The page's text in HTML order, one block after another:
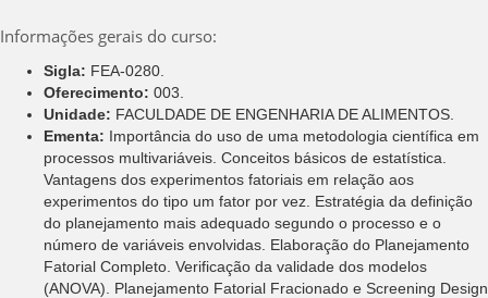
Informações gerais do curso:
Sigla: FEA-0280.
Oferecimento: 003.
Unidade: FACULDADE DE ENGENHARIA DE ALIMENTOS.
Ementa: Importância do uso de uma metodologia científica em
processos multivariáveis. Conceitos básicos de estatística.
Vantagens dos experimentos fatoriais em relação aos
experimentos do tipo um fator por vez. Estratégia da definição
do planejamento mais adequado segundo o processo e o
número de variáveis envolvidas. Elaboração do Planejamento
Fatorial Completo. Verificação da validade dos modelos
(ANOVA). Planejamento Fatorial Fracionado e Screening Design